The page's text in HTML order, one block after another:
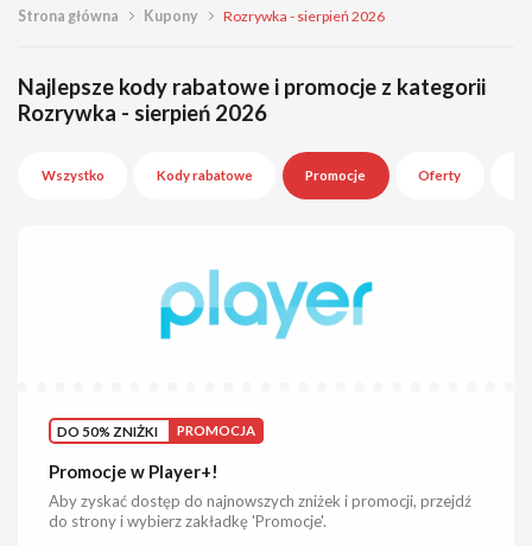
Strona główna Kupony Rozrywka - sierpień 2026
Najlepsze kody rabatowe i promocje z kategorii
Rozrywka - sierpień 2026
Wszystko Kody rabatowe Promocje Oferty
DO 50% ZNIŻKI PROMOCJA
Promocje w Player+!
Aby zyskać dostęp do najnowszych zniżek i promocji, przejdź
do strony i wybierz zakładkę 'Promocje'.